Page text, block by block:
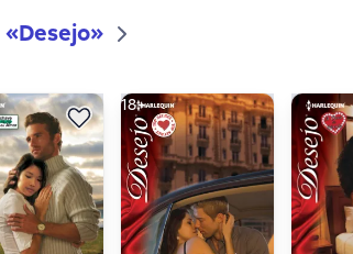
«Desejo»
18+